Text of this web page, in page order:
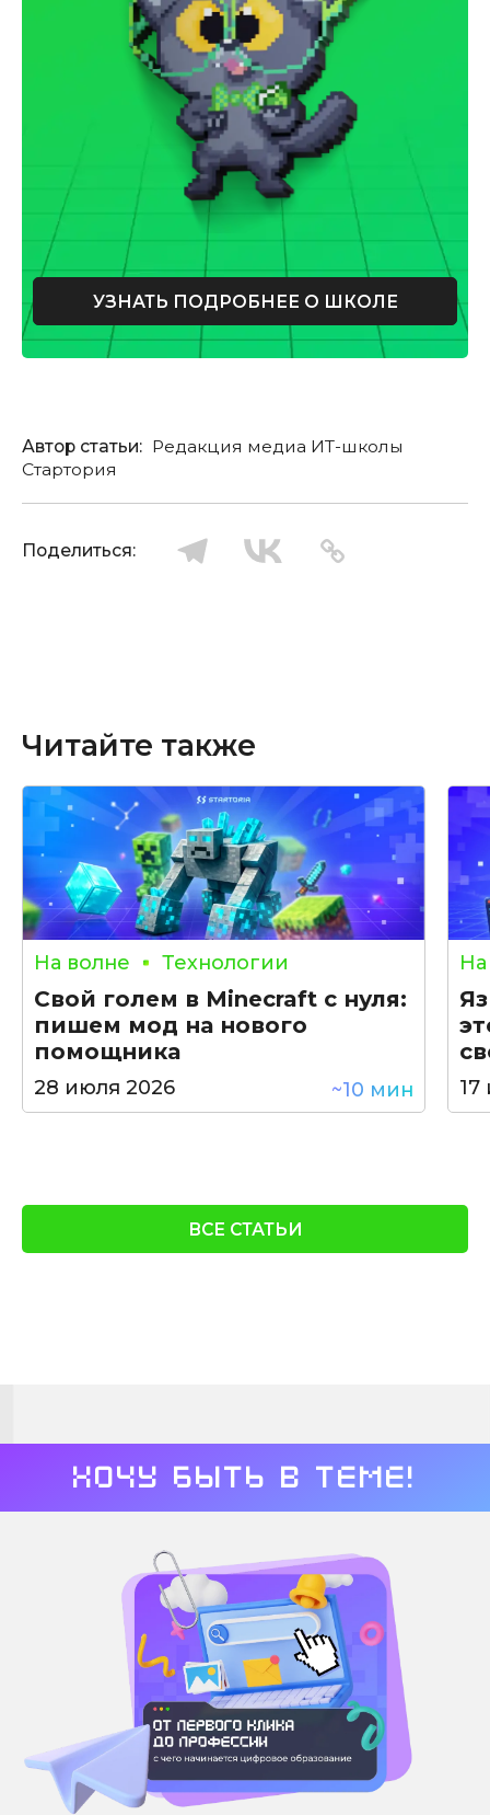
УЗНАТЬ ПОДРОБНЕЕ О ШКОЛЕ
Автор статьи: Редакция медиа ИТ-школы
Стартория
Поделиться:
Читайте также
На волне Технологии
Свой голем в Minecraft с нуля:
пишем мод на нового
помощника
28 июля 2026 ~10 мин 17
ВСЕ СТАТЬИ
Хочу быть в теме!